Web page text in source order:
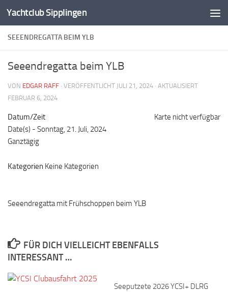
Zum Inhalt springen
Yachtclub Sipplingen
SEEENDREGATTA BEIM YLB
Seeendregatta beim YLB
VON EDGAR RAFF · VERÖFFENTLICHT JULI 21, 2024 · AKTUALISIERT
FEBRUAR 6, 2024
Karte nicht verfügbar
Datum/Zeit
Date(s) - Sonntag, 21. Juli, 2024
Ganztägig
Kategorien Keine Kategorien
Seeendregatta mit Frühschoppen beim YLB
FÜR DICH VIELLEICHT EBENFALLS
INTERESSANT …
Seeputzete 2026 YCSI+ DLRG